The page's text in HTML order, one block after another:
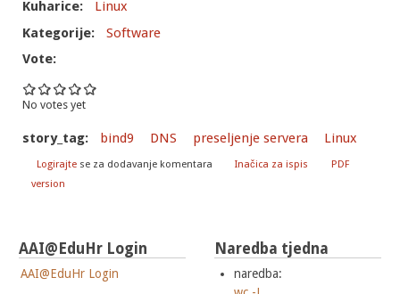
Kuharice:
Linux
Kategorije:
Software
Vote:
No votes yet
story_tag: bind9 DNS preseljenje servera Linux
Logirajtese za dodavanje komentara Inačica za ispis
PDF
version
AAI@EduHr Login
AAI@EduHr Login
Naredba tjedna
naredba: